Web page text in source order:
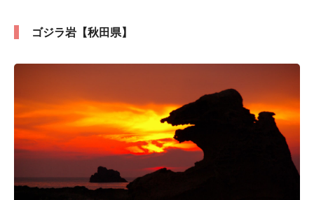
ゴジラ岩【秋田県】